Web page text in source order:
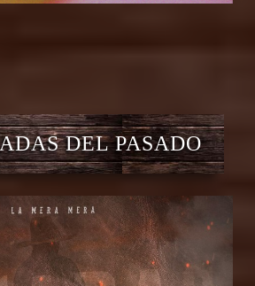
DEL PASADO